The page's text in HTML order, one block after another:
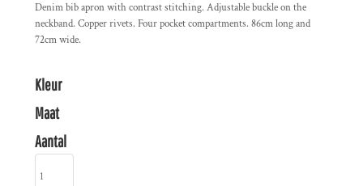
Denim bib apron with contrast stitching. Adjustable buckle on the
neckband. Copper rivets. Four pocket compartments. 86cm long and
72cm wide.
Kleur
Maat
Aantal